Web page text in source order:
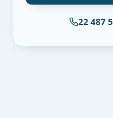
22 487